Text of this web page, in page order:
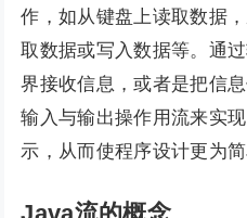
作，如从键盘上读取数据
取数据或写入数据等。通
界接收信息，或者是把信
输入与输出操作用流来实
示，从而使程序设计更为简